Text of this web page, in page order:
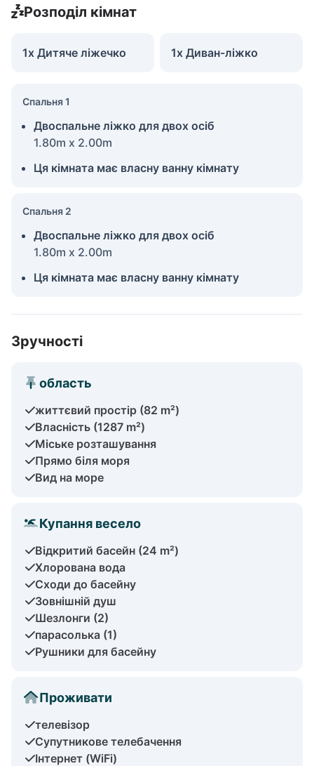
Розподіл кімнат
1x Дитяче ліжечко 1x Диван-ліжко
Спальня 1
Двоспальне ліжко для двох осіб
1.80m x 2.00m
Ця кімната має власну ванну кімнату
Спальня 2
Двоспальне ліжко для двох осіб
1.80m x 2.00m
Ця кімната має власну ванну кімнату
Зручності
область
життєвий простір (82 m²)
Власність (1287 m²)
Міське розташування
Прямо біля моря
Вид на море
Купання весело
Відкритий басейн (24 m²)
Хлорована вода
Сходи до басейну
Зовнішній душ
Шезлонги (2)
парасолька (1)
Рушники для басейну
Проживати
телевізор
Супутникове телебачення
Інтернет (WiFi)